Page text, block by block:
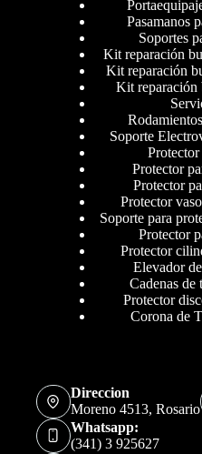
Pasamanos
Soportes
Kit reparación
Kit reparación
Kit reparación
Soporte
Protector
Protector
Protector
Soporte para
Protector
Protector
Elevador
Cadenas de
Protector
Corona de
Direccion
Moreno 4513, Rosario
Whatsapp:
(341) 3 925627